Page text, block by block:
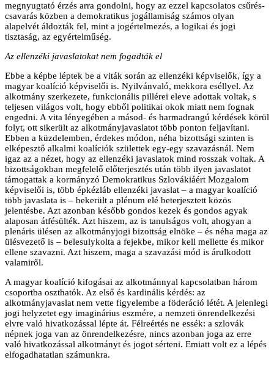
megnyugtató érzés arra gondolni, hogy az ezzel kapcsolatos csűrés-
csavarás közben a demokratikus jogállamiság számos olyan
alapelvét áldozták fel, mint a jogértelmezés, a logikai és jogi
tisztaság, az egyértelműség.
Az ellenzéki javaslatokat nem fogadták el
Ebbe a képbe léptek be a viták során az ellenzéki képviselők, így a
magyar koalíció képviselői is. Nyilvánvaló, mekkora eséllyel. Az
alkotmány szerkezete, funkcionális pillérei eleve adottak voltak, s
teljesen világos volt, hogy ebből politikai okok miatt nem fognak
engedni. A vita lényegében a másod- és harmadrangú kérdések körül
folyt, ott sikerült az alkotmányjavaslatot több ponton feljavítani.
Ebben a küzdelemben, érdekes módon, néha bizottsági szinten is
elképesztő alkalmi koalíciók születtek egy-egy szavazásnál. Nem
igaz az a nézet, hogy az ellenzéki javaslatok mind rosszak voltak. A
bizottságokban megfelelő előterjesztés után több ilyen javaslatot
támogattak a kormányzó Demokratikus Szlovákiáért Mozgalom
képviselői is, több épkézláb ellenzéki javaslat – a magyar koalíció
több javaslata is – bekerült a plénum elé beterjesztett közös
jelentésbe. Azt azonban később gondos kezek és gondos agyak
alaposan átfésülték. Azt hiszem, az is tanulságos volt, ahogyan a
plenáris ülésen az alkotmányjogi bizottság elnöke – és néha maga az
ülésvezető is – belesulykolta a fejekbe, mikor kell mellette és mikor
ellene szavazni. Azt hiszem, maga a szavazási mód is árulkodott
valamiről.
A magyar koalíció kifogásai az alkotmánnyal kapcsolatban három
csoportba oszthatók. Az első és kardinális kérdés: az
alkotmányjavaslat nem vette figyelembe a föderáció létét. A jelenlegi
jogi helyzetet egy imaginárius eszmére, a nemzeti önrendelkezési
elvre való hivatkozással lépte át. Félreértés ne essék: a szlovák
népnek joga van az önrendelkezésre, nincs azonban joga az erre
való hivatkozással alkotmányt és jogot sérteni. Emiatt volt ez a lépés
elfogadhatatlan számunkra.